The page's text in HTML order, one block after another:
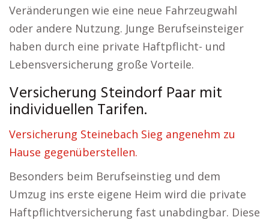
Veränderungen wie eine neue Fahrzeugwahl
oder andere Nutzung. Junge Berufseinsteiger
haben durch eine private Haftpflicht- und
Lebensversicherung große Vorteile.
Versicherung Steindorf Paar mit
individuellen Tarifen.
Versicherung Steinebach Sieg angenehm zu
Hause gegenüberstellen.
Besonders beim Berufseinstieg und dem
Umzug ins erste eigene Heim wird die private
Haftpflichtversicherung fast unabdingbar. Diese